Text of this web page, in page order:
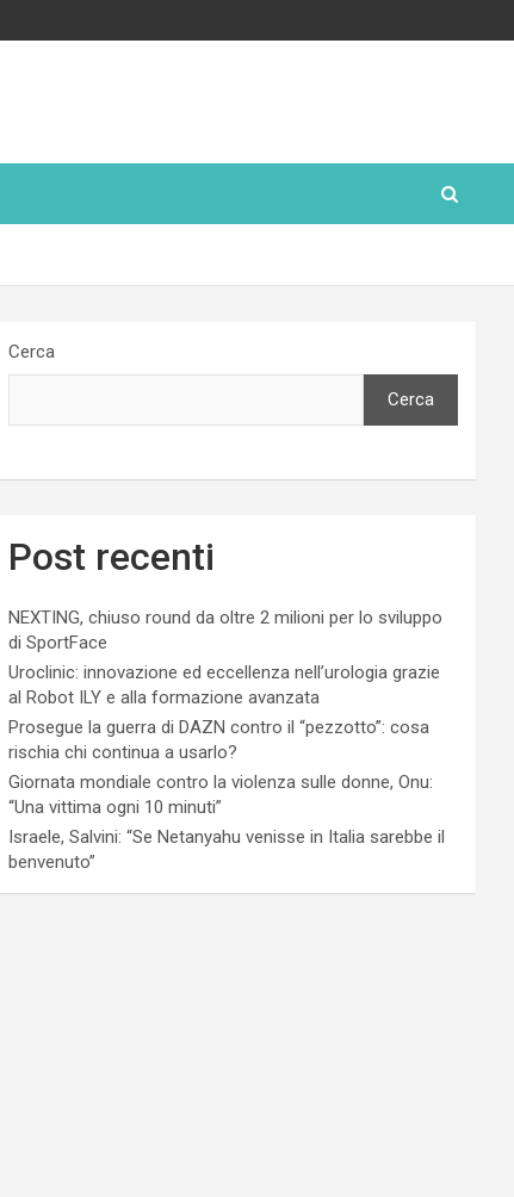
Cerca
Cerca
Post recenti
NEXTING, chiuso round da oltre 2 milioni per lo sviluppo
di SportFace
Uroclinic: innovazione ed eccellenza nell’urologia grazie
al Robot ILY e alla formazione avanzata
Prosegue la guerra di DAZN contro il “pezzotto”: cosa
rischia chi continua a usarlo?
Giornata mondiale contro la violenza sulle donne, Onu:
“Una vittima ogni 10 minuti”
Israele, Salvini: “Se Netanyahu venisse in Italia sarebbe il
benvenuto”